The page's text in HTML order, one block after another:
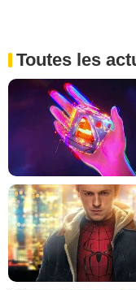
Toutes les